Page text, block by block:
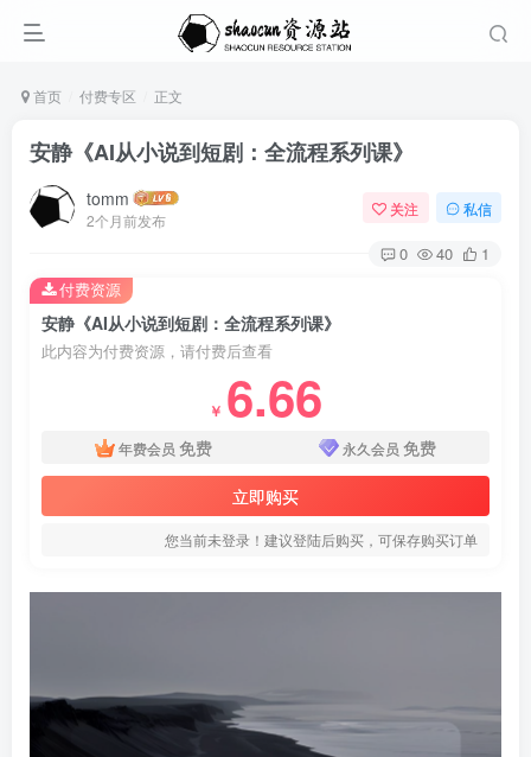
首页 付费专区 正文
安静《AI从小说到短剧：全流程系列课》
tomm
2个月前发布
关注 私信
0 40 1
安静《AI从小说到短剧：全流程系列课》
此内容为付费资源，请付费后查看
￥ 6.66
年费会员 免费 永久会员 免费
立即购买
您当前未登录！建议登陆后购买，可保存购买订单
付费资源